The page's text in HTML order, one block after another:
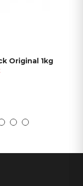
Original 1kg